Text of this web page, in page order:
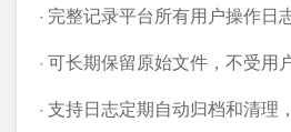
· 完整记录平台所有用户操作日
· 可长期保留原始文件，不受用
· 支持日志定期自动归档和清理